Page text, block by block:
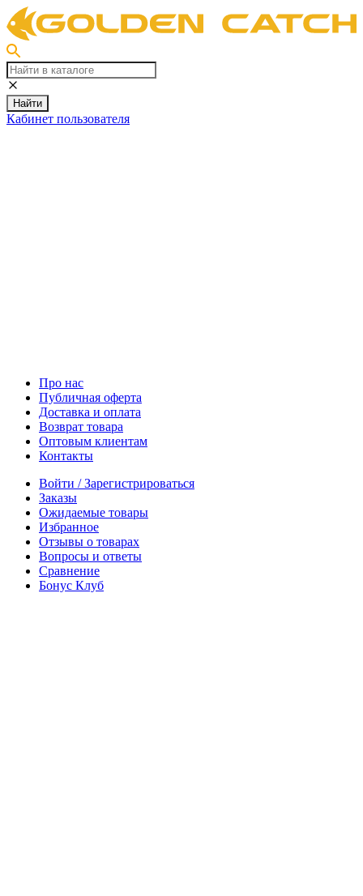
Найти
Кабинет пользователя
Про нас
Публичная оферта
Доставка и оплата
Возврат товара
Оптовым клиентам
Контакты
Войти / Зарегистрироваться
Заказы
Ожидаемые товары
Избранное
Отзывы о товарах
Вопросы и ответы
Сравнение
Бонус Клуб